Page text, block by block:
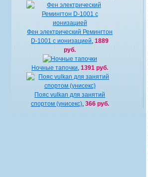
Фен электрический Ремингтон
D-1001 с ионизацией ,1889
руб.
Ночные тапочки ,1391 руб.
Пояс vulkan для занятий
спортом (унисекс), 366 руб.